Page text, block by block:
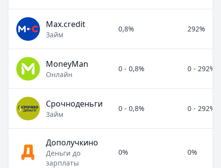
Max.credit
Займ
0,8% 292%
MoneyMan
Онлайн
0 - 0,8% 0 - 292%
Срочноденьги
Займ
0 - 0,8% 0 - 292%
Дополучкино
Деньги до
зарплаты
0% 0%